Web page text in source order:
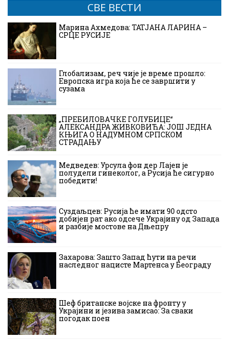
СВЕ ВЕСТИ
Марина Ахмедова: ТАТЈАНА ЛАРИНА –
СРЦЕ РУСИЈЕ
Глобализам, реч чије је време прошло:
Европска игра која ће се завршити у
сузама
„ПРЕБИЛОВАЧКЕ ГОЛУБИЦЕ“
АЛЕКСАНДРА ЖИВКОВИЋА: ЈОШ ЈЕДНА
КЊИГА О НАДУМНОМ СРПСКОМ
СТРАДАЊУ
Медведев: Урсула фон дер Лајен је
полудели гинеколог, а Русија ће сигурно
победити!
Суздаљцев: Русија ће имати 90 одсто
добијен рат ако одсече Украјину од Запада
и разбије мостове на Дњепру
Захарова: Зашто Запад ћути на речи
наследног нацисте Мартенса у Београду
Шеф британске војске на фронту у
Украјини и језива замисао: За сваки
погодак поен